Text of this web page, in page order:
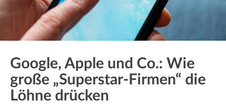
Google, Apple und Co.: Wie
große „Superstar-Firmen“ die
Löhne drücken